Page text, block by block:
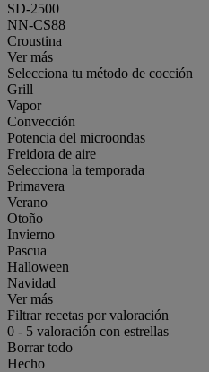
SD-2500
NN-CS88
Croustina
Ver más
Selecciona tu método de cocción
Grill
Vapor
Convección
Potencia del microondas
Freidora de aire
Selecciona la temporada
Primavera
Verano
Otoño
Invierno
Pascua
Halloween
Navidad
Ver más
Filtrar recetas por valoración
0 - 5 valoración con estrellas
Borrar todo
Hecho